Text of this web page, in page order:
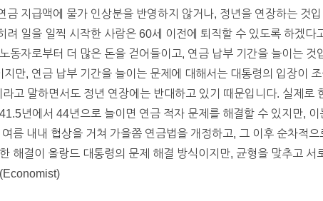
금 지급액에 물가 인상분을 반영하지 않거나, 정년을 연장하는 것
려 일을 일찍 시작한 사람은 60세 이전에 퇴직할 수 있도록 하겠
동자로부터 더 많은 돈을 걷어들이고, 연금 납부 기간을 늘이는
만, 연금 납부 기간을 늘이는 문제에 대해서는 대통령의 입장이
라고 말하면서도 정년 연장에는 반대하고 있기 때문입니다. 실제
년에서 44년으로 늘이면 연금 적자 문제를 해결할 수 있지만,
름 내내 협상을 거쳐 가을쯤 연금법을 개정하고, 그 이후 순차적
해결이 올랑드 대통령의 문제 해결 방식이지만, 균형을 맞추고